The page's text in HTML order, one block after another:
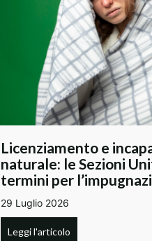
Licenziamento e
naturale: le Sezioni
termini per
29 Luglio 2026
Leggi l'articolo